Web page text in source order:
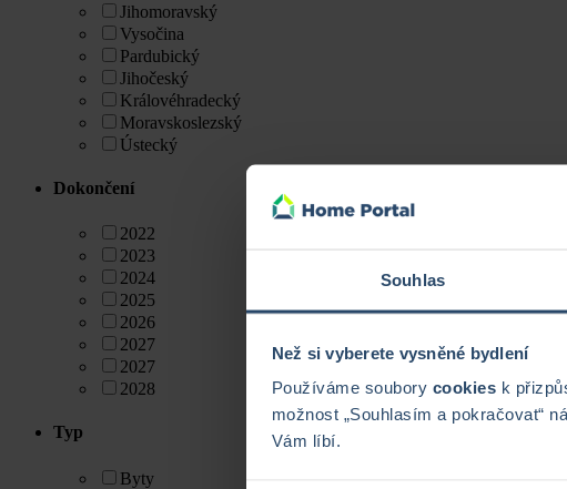
Souhlas
Než si vyberete vysněné bydlení
Používáme soubory cookies k
možnost „Souhlasím a pokračovat“
Vám líbí.
Jihomoravský
Vysočina
Pardubický
Jihočeský
Královéhradecký
Moravskoslezský
Ústecký
Dokončení
2022
2023
2024
2025
2026
2027
2027
2028
Typ
Byty